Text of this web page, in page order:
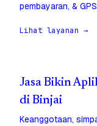
pembayaran, &
Lihat layanan →
Jasa Bikin
di Binjai
Keanggotaan,